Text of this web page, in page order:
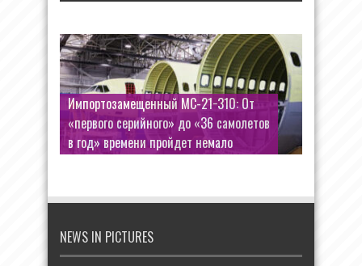
Импортозамещенный МС-21−310: От
«первого серийного» до «36 самолетов
в год» времени пройдет немало
Отдохнувшая Соболенко возлагает
большие надежды на Открытый
чемпионат США по теннису
NEWS IN PICTURES